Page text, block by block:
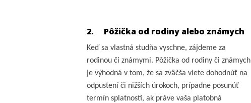
2. Pôžička od rodiny alebo známych
Keď sa vlastná studňa vyschne, zájdeme za
rodinou či známymi. Pôžička od rodiny či známych
je výhodná v tom, že sa zväčša viete dohodnúť na
odpustení či nižších úrokoch, prípadne posunúť
termín splatnosti, ak práve vaša platobná